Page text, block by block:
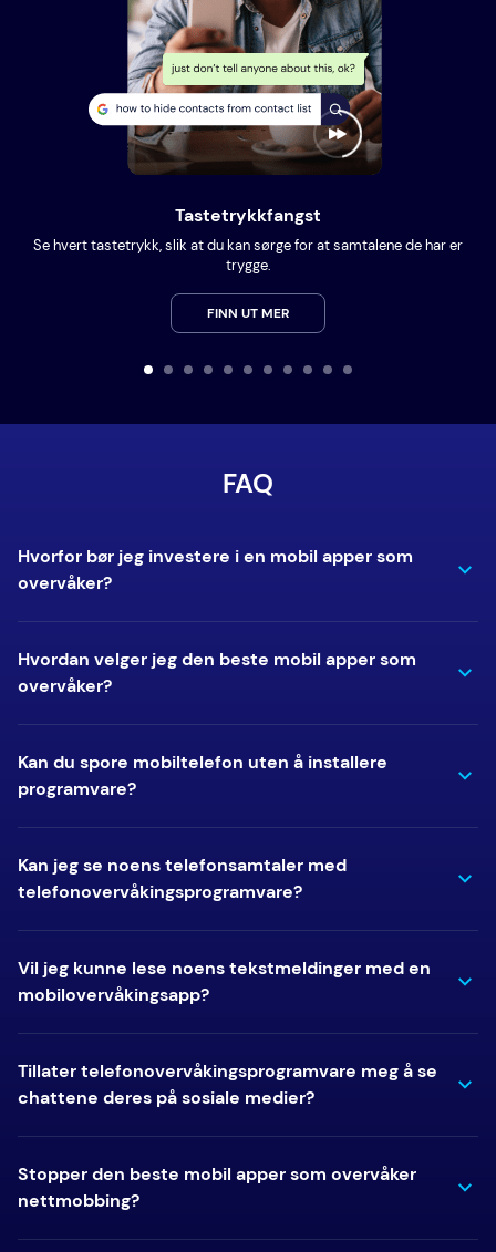
Tastetrykkfangst
Se hvert tastetrykk, slik at du kan sørge for at samtalene de har er
trygge.
FINN UT MER
FAQ
Hvorfor bør jeg investere i en mobil apper som
overvåker?
Hvordan velger jeg den beste mobil apper som
overvåker?
Kan du spore mobiltelefon uten å installere
programvare?
Kan jeg se noens telefonsamtaler med
telefonovervåkingsprogramvare?
Vil jeg kunne lese noens tekstmeldinger med en
mobilovervåkingsapp?
Tillater telefonovervåkingsprogramvare meg å se
chattene deres på sosiale medier?
Stopper den beste mobil apper som overvåker
nettmobbing?